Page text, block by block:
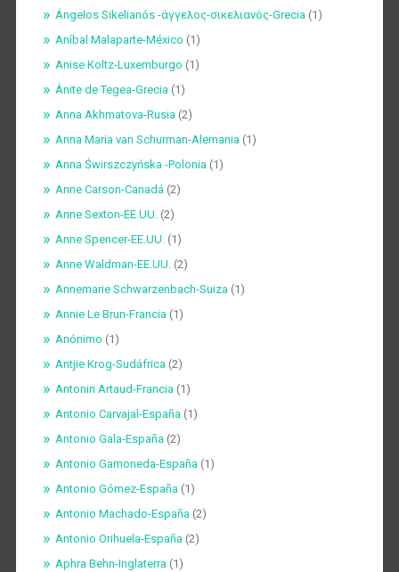
Ángelos Sikelianós -άγγελος-σικελιανός-Grecia(1)
Aníbal Malaparte-México (1)
Anise Koltz-Luxemburgo (1)
Ánite de Tegea-Grecia(1)
Anna Akhmatova-Rusia(2)
Anna Maria van Schurman-Alemania(1)
Anna Świrszczyńska -Polonia(1)
Anne Carson-Canadá(2)
Anne Sexton-EE.UU.(2)
Anne Spencer-EE.UU.(1)
Anne Waldman-EE.UU.(2)
Annemarie Schwarzenbach-Suiza(1)
Annie Le Brun-Francia(1)
Anónimo (1)
Antjie Krog-Sudáfrica(2)
Antonin Artaud-Francia(1)
Antonio Carvajal-España(1)
Antonio Gala-España(2)
Antonio Gamoneda-España(1)
Antonio Gómez-España(1)
Antonio Machado-España(2)
Antonio Orihuela-España(2)
Aphra Behn-Inglaterra(1)